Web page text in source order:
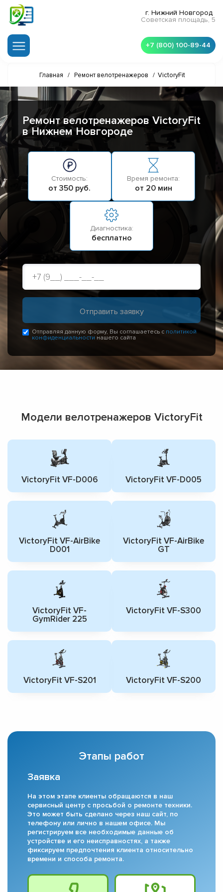
г. Нижний Новгород
Советская площадь, 5
+7 (800) 100-89-44
Главная / Ремонт велотренажеров / VictoryFit
Ремонт велотренажеров VictoryFit
в Нижнем Новгороде
Стоимость:
от 350 руб.
Время ремонта:
от 20 мин
Диагностика:
бесплатно
Отправляя данную форму, Вы соглашаетесь с политикой
конфиденциальности нашего сайта
Модели велотренажеров VictoryFit
VictoryFit VF-D006 VictoryFit VF-D005
VictoryFit VF-AirBike
D001
VictoryFit VF-AirBike
GT
VictoryFit VF-
GymRider 225
VictoryFit VF-S300
VictoryFit VF-S201 VictoryFit VF-S200
Этапы работ
Заявка
На этом этапе клиенты обращаются в наш
сервисный центр с просьбой о ремонте техники.
Это может быть сделано через наш сайт, по
телефону или лично в нашем офисе. Мы
регистрируем все необходимые данные об
устройстве и его неисправностях, а также
фиксируем предпочтения клиента относительно
времени и способа ремонта.